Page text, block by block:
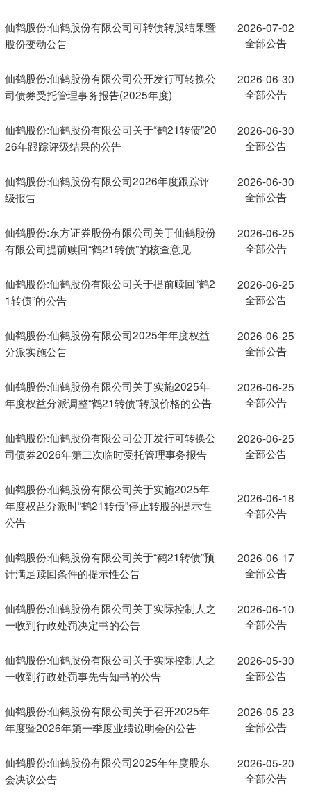
仙鹤股份:仙鹤股份有限公司可转债转股结果暨
股份变动公告
2026-07-02
全部公告
仙鹤股份:仙鹤股份有限公司公开发行可转换公
司债券受托管理事务报告(2025年度)
2026-06-30
全部公告
仙鹤股份:仙鹤股份有限公司关于“鹤21转债”20
26年跟踪评级结果的公告
2026-06-30
全部公告
仙鹤股份:仙鹤股份有限公司2026年度跟踪评
级报告
2026-06-30
全部公告
仙鹤股份:东方证券股份有限公司关于仙鹤股份
有限公司提前赎回“鹤21转债”的核查意见
2026-06-25
全部公告
仙鹤股份:仙鹤股份有限公司关于提前赎回“鹤2
1转债”的公告
2026-06-25
全部公告
仙鹤股份:仙鹤股份有限公司2025年年度权益
分派实施公告
2026-06-25
全部公告
仙鹤股份:仙鹤股份有限公司关于实施2025年
年度权益分派调整“鹤21转债”转股价格的公告
2026-06-25
全部公告
仙鹤股份:仙鹤股份有限公司公开发行可转换公
司债券2026年第二次临时受托管理事务报告
2026-06-25
全部公告
仙鹤股份:仙鹤股份有限公司关于实施2025年
年度权益分派时“鹤21转债”停止转股的提示性
公告
2026-06-18
全部公告
仙鹤股份:仙鹤股份有限公司关于“鹤21转债”预
计满足赎回条件的提示性公告
2026-06-17
全部公告
仙鹤股份:仙鹤股份有限公司关于实际控制人之
一收到行政处罚决定书的公告
2026-06-10
全部公告
仙鹤股份:仙鹤股份有限公司关于实际控制人之
一收到行政处罚事先告知书的公告
2026-05-30
全部公告
仙鹤股份:仙鹤股份有限公司关于召开2025年
年度暨2026年第一季度业绩说明会的公告
2026-05-23
全部公告
仙鹤股份:仙鹤股份有限公司2025年年度股东
会决议公告
2026-05-20
全部公告